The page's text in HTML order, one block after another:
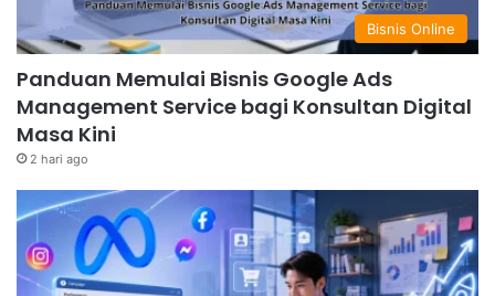
Bisnis Online
Panduan Memulai Bisnis Google Ads
Management Service bagi Konsultan Digital
Masa Kini
2 hari ago